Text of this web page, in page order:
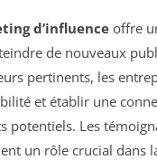
d’influenceoffre
de nouveaux
pertinents, les
et établir une
potentiels. Les
un rôle crucial dans